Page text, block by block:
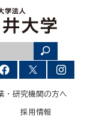
・研究機関の方へ
採用情報